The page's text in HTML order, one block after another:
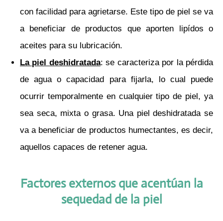
con facilidad para agrietarse. Este tipo de piel se va
a beneficiar de productos que aporten lipídos o
aceites para su lubricación.
La piel deshidratada: se caracteriza por la pérdida
de agua o capacidad para fijarla, lo cual puede
ocurrir temporalmente en cualquier tipo de piel, ya
sea seca, mixta o grasa. Una piel deshidratada se
va a beneficiar de productos humectantes, es decir,
aquellos capaces de retener agua.
Factores externos que acentúan la
sequedad de la piel